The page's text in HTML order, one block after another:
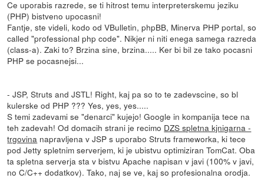
Ce uporabis razrede, se ti hitrost temu interpreterskemu jeziku
(PHP) bistveno upocasni!
Fantje, ste videli, kodo od VBulletin, phpBB, Minerva PHP portal, so
called "professional php code". Nikjer ni niti enega samega razreda
(class-a). Zaki to? Brzina sine, brzina..... Ker bi bil ze tako pocasni
PHP se pocasnejsi...
- JSP, Struts and JSTL! Right, kaj pa so to te zadevscine, so bl
kulerske od PHP ??? Yes, yes, yes.....
S temi zadevami se "denarci" kujejo! Google in kompanija tece na
teh zadevah! Od domacih strani je recimo DZS spletna kjnigarna -
trgovina napravljena v JSP s uporabo Struts frameworka, ki tece
pod Jetty spletnim serverjem, ki je ubistvu optimiziran TomCat. Oba
ta spletna serverja sta v bistvu Apache napisan v javi (100% v javi,
no C/C++ dodatkov). Tako, naj se ve, kaj so profesionalna orodja.